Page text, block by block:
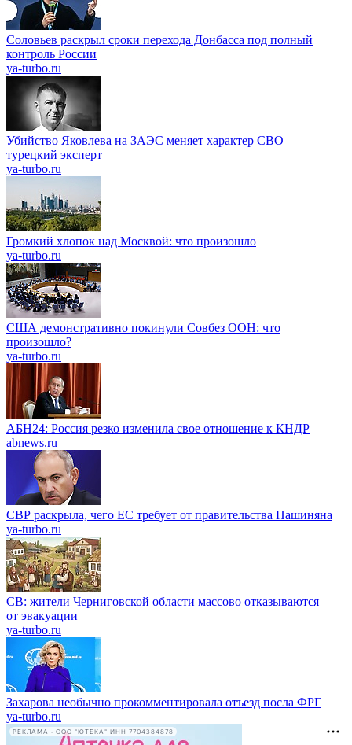
Соловьев раскрыл сроки перехода Донбасса под полный
контроль России
ya-turbo.ru
Убийство Яковлева на ЗАЭС меняет характер СВО —
турецкий эксперт
ya-turbo.ru
Громкий хлопок над Москвой: что произошло
ya-turbo.ru
США демонстративно покинули Совбез ООН: что
произошло?
ya-turbo.ru
АБН24: Россия резко изменила свое отношение к КНДР
abnews.ru
СВР раскрыла, чего ЕС требует от правительства Пашиняна
ya-turbo.ru
СВ: жители Черниговской области массово отказываются
от эвакуации
ya-turbo.ru
Захарова необычно прокомментировала отъезд посла ФРГ
ya-turbo.ru
РЕКЛАМА • ООО "ЮТЕКА" ИНН 7704384878